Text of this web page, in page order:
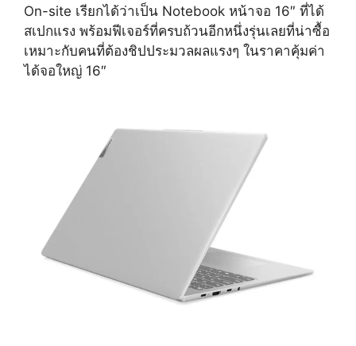
On-site เรียกได้ว่าเป็น Notebook หน้าจอ 16″ ที่ได้
สเปกแรง พร้อมฟีเจอร์ที่ครบถ้วนอีกหนึ่งรุ่นเลยที่น่าซื้อ
เหมาะกับคนที่ต้องชิปประมวลผลแรงๆ ในราคาคุ้มค่า
ได้จอใหญ่ 16″